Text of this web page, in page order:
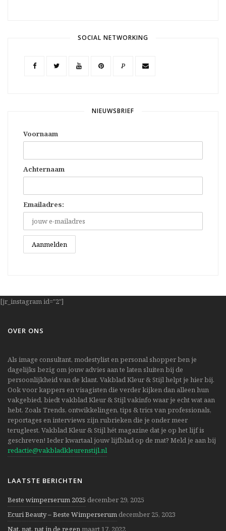
SOCIAL NETWORKING
P
NIEUWSBRIEF
Voornaam
Achternaam
Emailadres:
[jr_instagram id="2"]
OVER ONS
Als image consultant, modestylist en personal shopper ben je
dagelijks bezig om jouw advies aan te laten sluiten bij de
persoonlijkheid van de klant. Vakblad Kleur & Stijl helpt je hier bij.
Ook voor kappers en visagisten die verder kijken dan alleen hun
vakgebied, biedt vakblad Kleur & Stijl vakinfo waar je echt wat aan
hebt. Zoals Trends, ontwikkelingen, tips & trics van professionals,
reportages en interviews zijn rubrieken die je onder meer
terugleest. Vakblad Kleur & Stijl hét magazine dat je op het lijf is
geschreven! Ieder kwartaal jouw lijfblad op de mat? Meld je aan bij
redactie@vakbladkleurenstijl.nl
LAATSTE BERICHTEN
Beste wimperserum 2025 december 29, 2025
Ecuri Beauty – Beste Wimperserum december 25, 2023
Nat, nat, nat in de regen maart 17, 2022